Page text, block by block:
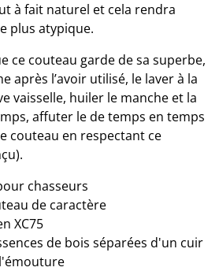
à fait naturel et cela rendra
plus atypique.
ce couteau garde de sa superbe,
après l’avoir utilisé, le laver à la
vaisselle, huiler le manche et la
affuter le de temps en temps
couteau en respectant ce
chasseurs
de caractère
XC75
de bois séparées d'un cuir